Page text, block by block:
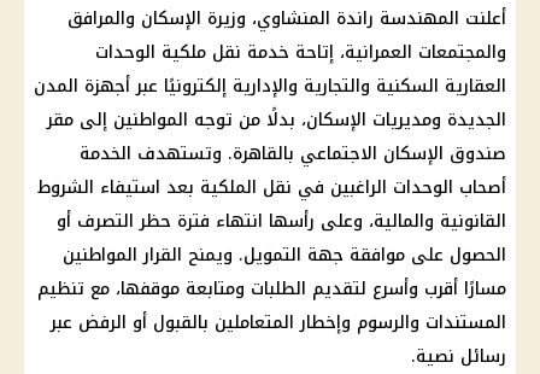
أعلنت المهندسة راندة المنشاوي، وزيرة الإسكان والمرافق
والمجتمعات العمرانية، إتاحة خدمة نقل ملكية الوحدات
العقارية السكنية والتجارية والإدارية إلكترونيًا عبر أجهزة المدن
الجديدة ومديريات الإسكان، بدلًا من توجه المواطنين إلى مقر
صندوق الإسكان الاجتماعي بالقاهرة. وتستهدف الخدمة
أصحاب الوحدات الراغبين في نقل الملكية بعد استيفاء الشروط
القانونية والمالية، وعلى رأسها انتهاء فترة حظر التصرف أو
الحصول على موافقة جهة التمويل. ويمنح القرار المواطنين
مسارًا أقرب وأسرع لتقديم الطلبات ومتابعة موقفها، مع تنظيم
المستندات والرسوم وإخطار المتعاملين بالقبول أو الرفض عبر
رسائل نصية.